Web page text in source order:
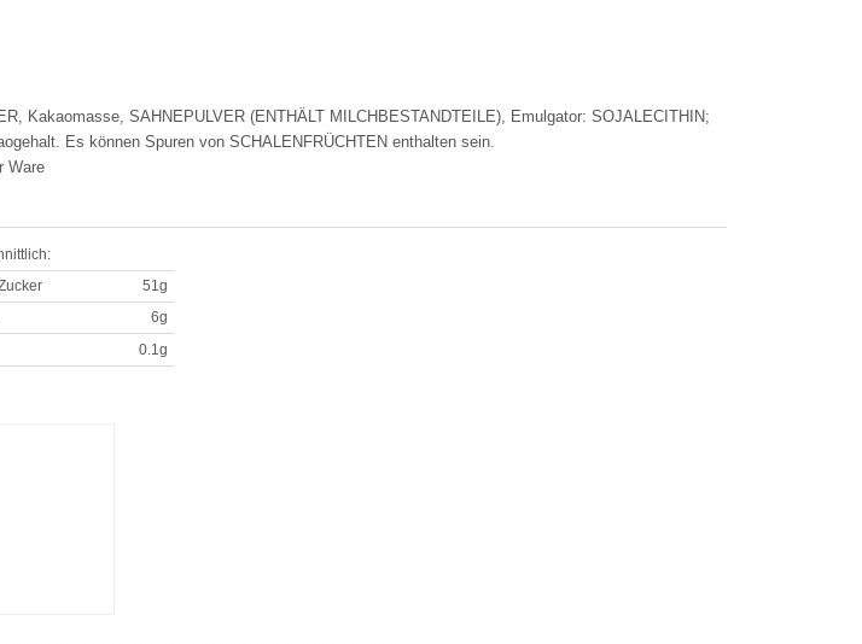
Kakaomasse, SAHNEPULVER (ENTHÄLT MILCHBESTANDTEILE), Emulgator: SOJALECITHIN;
Es können Spuren von SCHALENFRÜCHTEN enthalten sein.
Ware
51g
6g
0.1g